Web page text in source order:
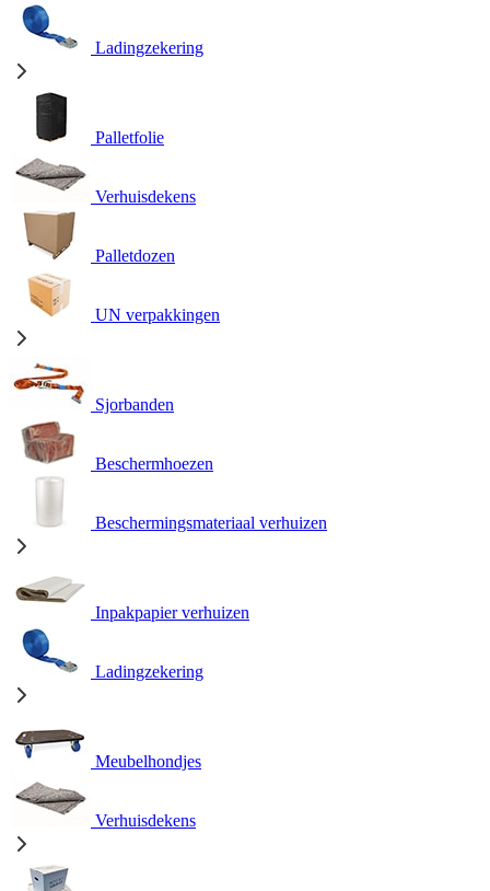
Ladingzekering
Palletfolie
Verhuisdekens
Palletdozen
UN verpakkingen
Sjorbanden
Beschermhoezen
Beschermingsmateriaal verhuizen
Inpakpapier verhuizen
Ladingzekering
Meubelhondjes
Verhuisdekens